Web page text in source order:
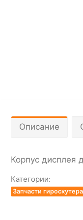
Описание
Корпус дисплея
Категории:
Запчасти